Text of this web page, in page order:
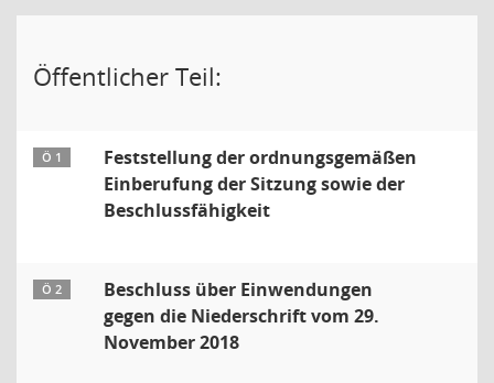
Öffentlicher Teil:
Ö 1
Feststellung der ordnungsgemäßen
Einberufung der Sitzung sowie der
Beschlussfähigkeit
Ö 2
Beschluss über Einwendungen
gegen die Niederschrift vom 29.
November 2018